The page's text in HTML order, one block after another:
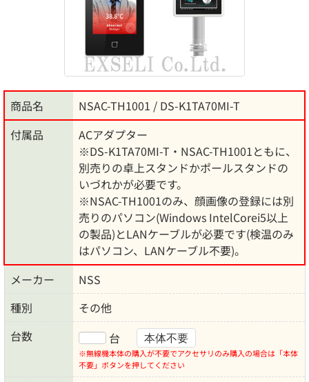
商品名
NSAC-TH1001 / DS-K1TA70MI-T
付属品
ACアダプター
※DS-K1TA70MI-T・NSAC-TH1001ともに、
別売りの卓上スタンドかポールスタンドの
いづれかが必要です。
※NSAC-TH1001のみ、顔画像の登録には別
売りのパソコン(Windows IntelCorei5以上
の製品)とLANケーブルが必要です(検温のみ
はパソコン、LANケーブル不要)。
メーカー
NSS
種別
その他
台数
台 本体不要
※無線機本体の購入が不要でアクセサリのみ購入の場合は「本体
不要」ボタンを押してください